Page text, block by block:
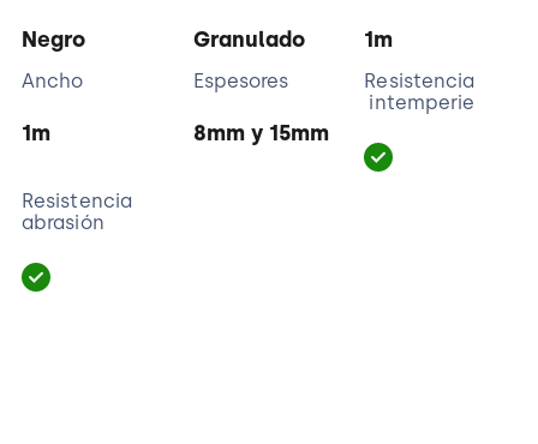
Negro Granulado 1m
Ancho
1m
Espesores
8mm y 15mm
Resistencia
intemperie
Resistencia
abrasión